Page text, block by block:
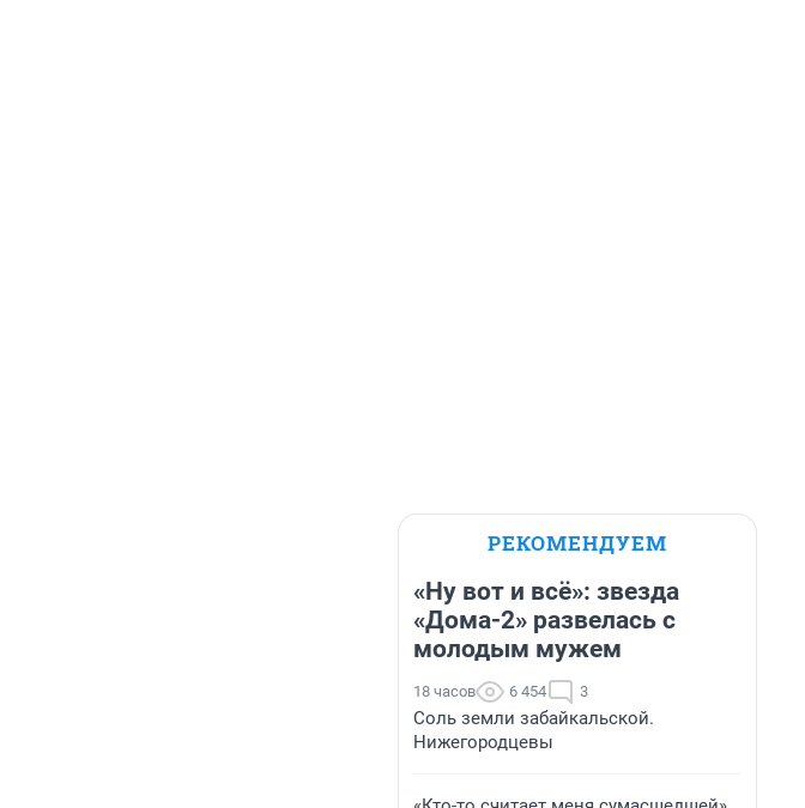
РЕКОМЕНДУЕМ
«Ну вот и всё»: звезда
«Дома-2» развелась с
молодым мужем
18 часов 6 454 3
Соль земли забайкальской.
Нижегородцевы